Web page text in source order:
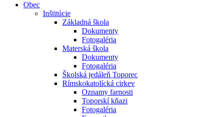
Obec
Inštitúcie
Základná škola
Dokumenty
Fotogaléria
Materská škola
Dokumenty
Fotogaléria
Školská jedáleň Toporec
Rímskokatolícká cirkev
Oznamy farnosti
Toporskí kňazi
Fotogaléria